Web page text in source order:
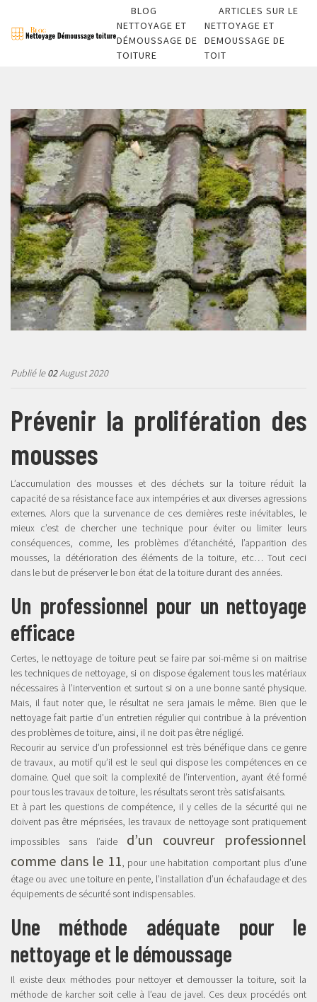
BLOG
NETTOYAGE ET
DÉMOUSSAGE DE
TOITURE
ARTICLES SUR LE
NETTOYAGE ET
DEMOUSSAGE DE
TOIT
Publié le02August 2020
Prévenir la prolifération des
mousses
L’accumulation des mousses et des déchets sur la toiture réduit la
capacité de sa résistance face aux intempéries et aux diverses agressions
externes. Alors que la survenance de ces dernières reste inévitables, le
mieux c’est de chercher une technique pour éviter ou limiter leurs
conséquences, comme, les problèmes d’étanchéité, l’apparition des
mousses, la détérioration des éléments de la toiture, etc… Tout ceci
dans le but de préserver le bon état de la toiture durant des années.
Un professionnel pour un nettoyage
efficace
Certes, le nettoyage de toiture peut se faire par soi-même si on maitrise
les techniques de nettoyage, si on dispose également tous les matériaux
nécessaires à l’intervention et surtout si on a une bonne santé physique.
Mais, il faut noter que, le résultat ne sera jamais le même. Bien que le
nettoyage fait partie d’un entretien régulier qui contribue à la prévention
des problèmes de toiture, ainsi, il ne doit pas être négligé.
Recourir au service d’un professionnel est très bénéfique dans ce genre
de travaux, au motif qu’il est le seul qui dispose les compétences en ce
domaine. Quel que soit la complexité de l’intervention, ayant été formé
pour tous les travaux de toiture, les résultats seront très satisfaisants.
Et à part les questions de compétence, il y celles de la sécurité qui ne
doivent pas être méprisées, les travaux de nettoyage sont pratiquement
impossibles sans l’aide d’un couvreur professionnel
comme dans le 11, pour une habitation comportant plus d’une
étage ou avec une toiture en pente, l’installation d’un échafaudage et des
équipements de sécurité sont indispensables.
Une méthode adéquate pour le
nettoyage et le démoussage
Il existe deux méthodes pour nettoyer et demousser la toiture, soit la
méthode de karcher soit celle à l’eau de javel. Ces deux procédés ont